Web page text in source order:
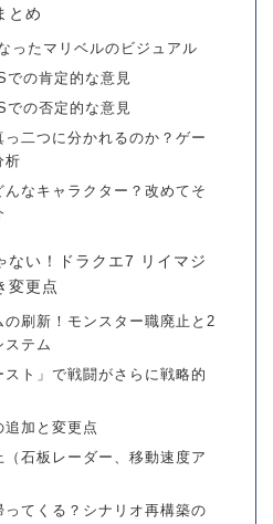
とめ
ったマリベルのビジュアル
での肯定的な意見
での否定的な意見
っ二つに分かれるのか？ゲー
析
んなキャラクター？改めてそ
ない！ドラクエ7 リイマジ
変更点
の刷新！モンスター職廃止と2
ステム
スト」で戦闘がさらに戦略的
加と変更点
（石板レーダー、移動速度ア
ってくる？シナリオ再構築の